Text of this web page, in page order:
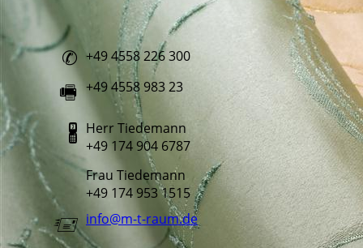
✆ +49 4558 226 300
🖷 +49 4558 983 23
🖁 Herr Tiedemann
+49 174 904 6787
Frau Tiedemann
+49 174 953 1515
🖅 info@m-t-raum.de